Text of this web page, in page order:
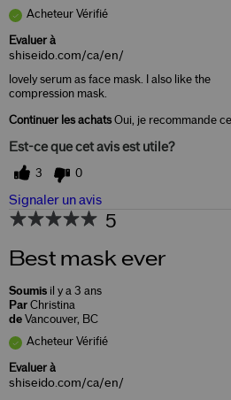
Acheteur Vérifié
Evaluer à
shiseido.com/ca/en/
lovely serum as face mask. I also like the
compression mask.
Continuer les achatsOui, je recommande
Est-ce que cet avis est utile?
3 0
Signaler un avis
5
Best mask ever
Soumis il y a 3 ans
Par Christina
de Vancouver, BC
Acheteur Vérifié
Evaluer à
shiseido.com/ca/en/